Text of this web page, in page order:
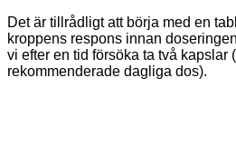
Det är tillrådligt att börja med en
kroppens respons innan
vi efter en tid försöka ta två kapslar
rekommenderade dagliga dos).